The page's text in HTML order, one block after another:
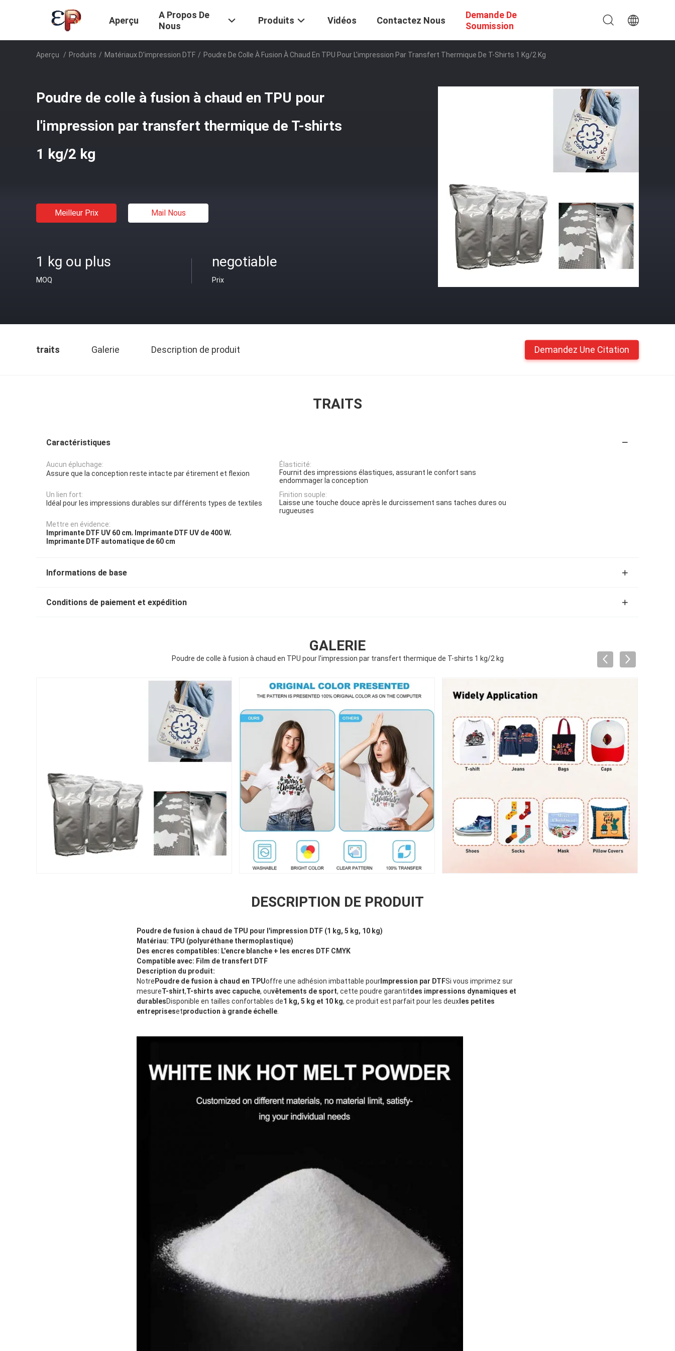
Aperçu
A Propos De
Nous
Produits Vidéos Contactez Nous
Demande De
Soumission
Aperçu / Produits / Matériaux D'impression DTF / Poudre De Colle À Fusion À Chaud En TPU Pour L'impression Par Transfert Thermique De T-Shirts 1 Kg/2 Kg
Poudre de colle à fusion à chaud en TPU pour
l'impression par transfert thermique de T-shirts
1 kg/2 kg
Meilleur Prix Mail Nous
1 kg ou plus
MOQ
negotiable
Prix
traits Galerie Description de produit Demandez Une Citation
TRAITS
Caractéristiques
Aucun épluchage:
Assure que la conception reste intacte par étirement et flexion
Élasticité:
Fournit des impressions élastiques, assurant le confort sans
endommager la conception
Un lien fort:
Idéal pour les impressions durables sur différents types de textiles
Finition souple:
Laisse une touche douce après le durcissement sans taches dures ou
rugueuses
Mettre en évidence:
Imprimante DTF UV 60 cm, Imprimante DTF UV de 400 W,
Imprimante DTF automatique de 60 cm
Informations de base
Conditions de paiement et expédition
GALERIE
Poudre de colle à fusion à chaud en TPU pour l'impression par transfert thermique de T-shirts 1 kg/2 kg
DESCRIPTION DE PRODUIT
Poudre de fusion à chaud de TPU pour l'impression DTF (1 kg, 5 kg, 10 kg)
Matériau: TPU (polyuréthane thermoplastique)
Des encres compatibles: L'encre blanche + les encres DTF CMYK
Compatible avec: Film de transfert DTF
Description du produit:
Notre Poudre de fusion à chaud en TPUoffre une adhésion imbattable pour Impression par DTFSi vous imprimez sur
mesureT-shirt,T-shirts avec capuche, ouvêtements de sport, cette poudre garantitdes impressions dynamiques et
durablesDisponible en tailles confortables de1 kg, 5 kg et 10 kg, ce produit est parfait pour les deux les petites
entreprisesetproduction à grande échelle.